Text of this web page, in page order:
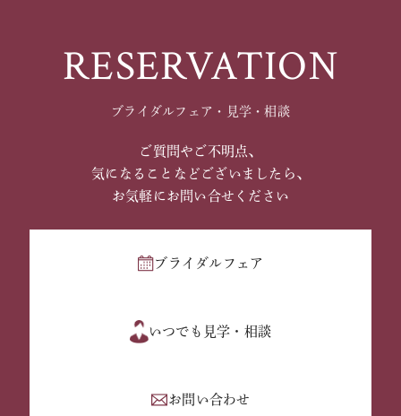
RESERVATION
ブライダルフェア・見学・相談
ご質問やご不明点、
気になることなどございましたら、
お気軽にお問い合せください
ブライダルフェア
いつでも見学・相談
お問い合わせ